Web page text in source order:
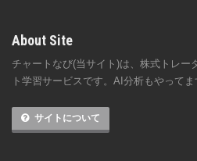
About Site
チャートなび(当サイト)は、株式トレー
ト学習サービスです。AI分析もやってま
サイトについて